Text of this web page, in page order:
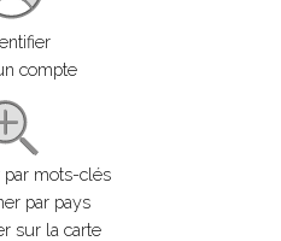
compte
par mots-clés
par pays
sur la carte